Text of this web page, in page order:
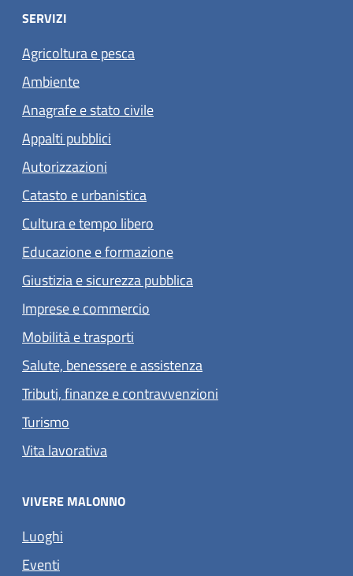
SERVIZI
Agricoltura e pesca
Ambiente
Anagrafe e stato civile
Appalti pubblici
Autorizzazioni
Catasto e urbanistica
Cultura e tempo libero
Educazione e formazione
Giustizia e sicurezza pubblica
Imprese e commercio
Mobilità e trasporti
Salute, benessere e assistenza
Tributi, finanze e contravvenzioni
Turismo
Vita lavorativa
VIVERE MALONNO
Luoghi
Eventi